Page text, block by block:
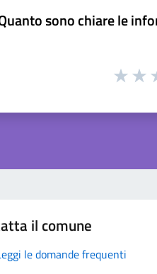
sono chiare le
il comune
le domande frequenti